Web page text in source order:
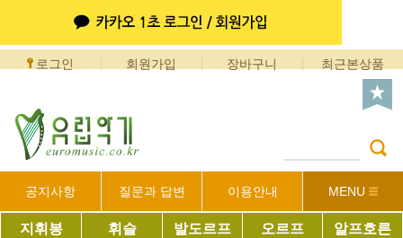
로그인 회원가입 장바구니 최근본상품
공지사항 질문과 답변 이용안내 MENU
지휘봉 휘슬 발도르프 오르프 알프호른